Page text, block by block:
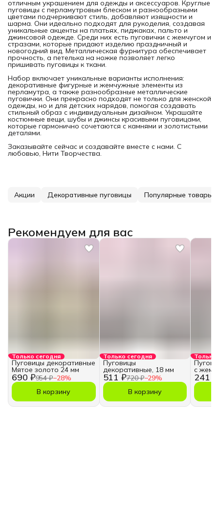
отличным украшением для одежды и аксессуаров. Круглые
пуговицы с перламутровым блеском и разнообразными
цветами подчеркивают стиль, добавляют изящности и
шарма. Они идеально подходят для рукоделия, создавая
уникальные акценты на платьях, пиджаках, пальто и
джинсовой одежде. Среди них есть пуговички с жемчугом и
стразами, которые придают изделию праздничный и
новогодний вид. Металлическая фурнитура обеспечивает
прочность, а петелька на ножке позволяет легко
пришивать пуговицы к ткани.
Набор включает уникальные варианты исполнения:
декоративные фигурные и жемчужные элементы из
перламутра, а также разнообразные металлические
пуговички. Они прекрасно подходят не только для женской
одежды, но и для детских нарядов, помогая создавать
стильный образ с индивидуальным дизайном. Украшайте
костюмные вещи, шубы и джинсы красивыми пуговицами,
которые гармонично сочетаются с камнями и золотистыми
деталями.
Заказывайте сейчас и создавайте вместе с нами. С
любовью, Нити Творчества.
Акции Декоративные пуговицы Популярные товары
Рекомендуем для вас
Только сегодня
690 ₽954 ₽−28%
Пуговицы декоративные
Мятое золото 24 мм
В корзину
Только сегодня
511 ₽720 ₽−29%
Пуговицы
декоративные, 18 мм
В корзину
Только
241 ₽
с